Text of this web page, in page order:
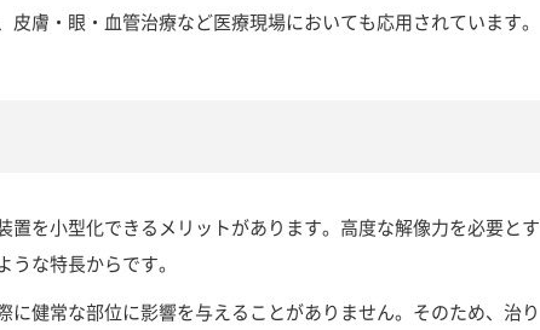
膚・眼・血管治療など医療現場においても応用されています。
を小型化できるメリットがあります。高度な解像力を必要とす
な特長からです。
健常な部位に影響を与えることがありません。そのため、治り